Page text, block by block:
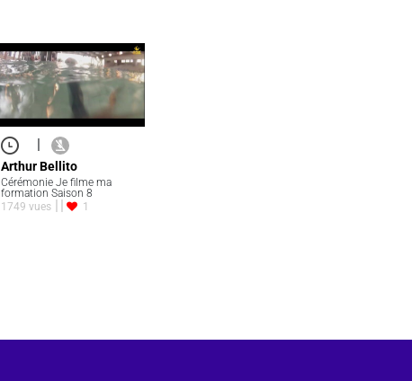
|
Arthur Bellito
Cérémonie Je filme ma
formation Saison 8
1749 vues
1